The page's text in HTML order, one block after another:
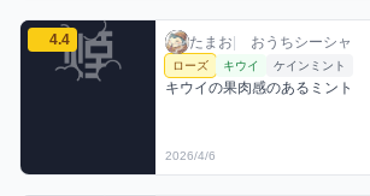
たまおのローズミックスを見る
4.4 たまお / おうちシーシ
たまお| おうちシーシャ
利用フレーバー
ローズ キウイ ケインミント
コメント
キウイの果肉感のあるミント
評価
2026/4/6